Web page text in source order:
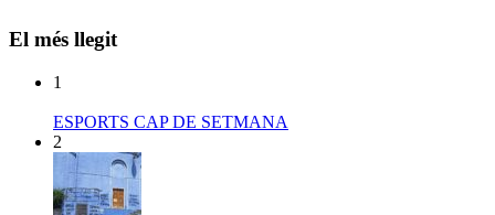
El més llegit
1
ESPORTS CAP DE SETMANA
2